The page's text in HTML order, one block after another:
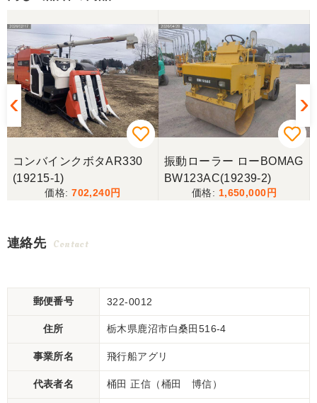
コンバインクボタAR330
(19215-1)
702,240
振動ローラー ローBOMAG
BW123AC(19239-2)
1,650,000
連絡先 Contact
郵便番号 322-0012
住所 栃木県鹿沼市白桑田516-4
事業所名 飛行船アグリ
代表者名 桶田 正信（桶田 博信）